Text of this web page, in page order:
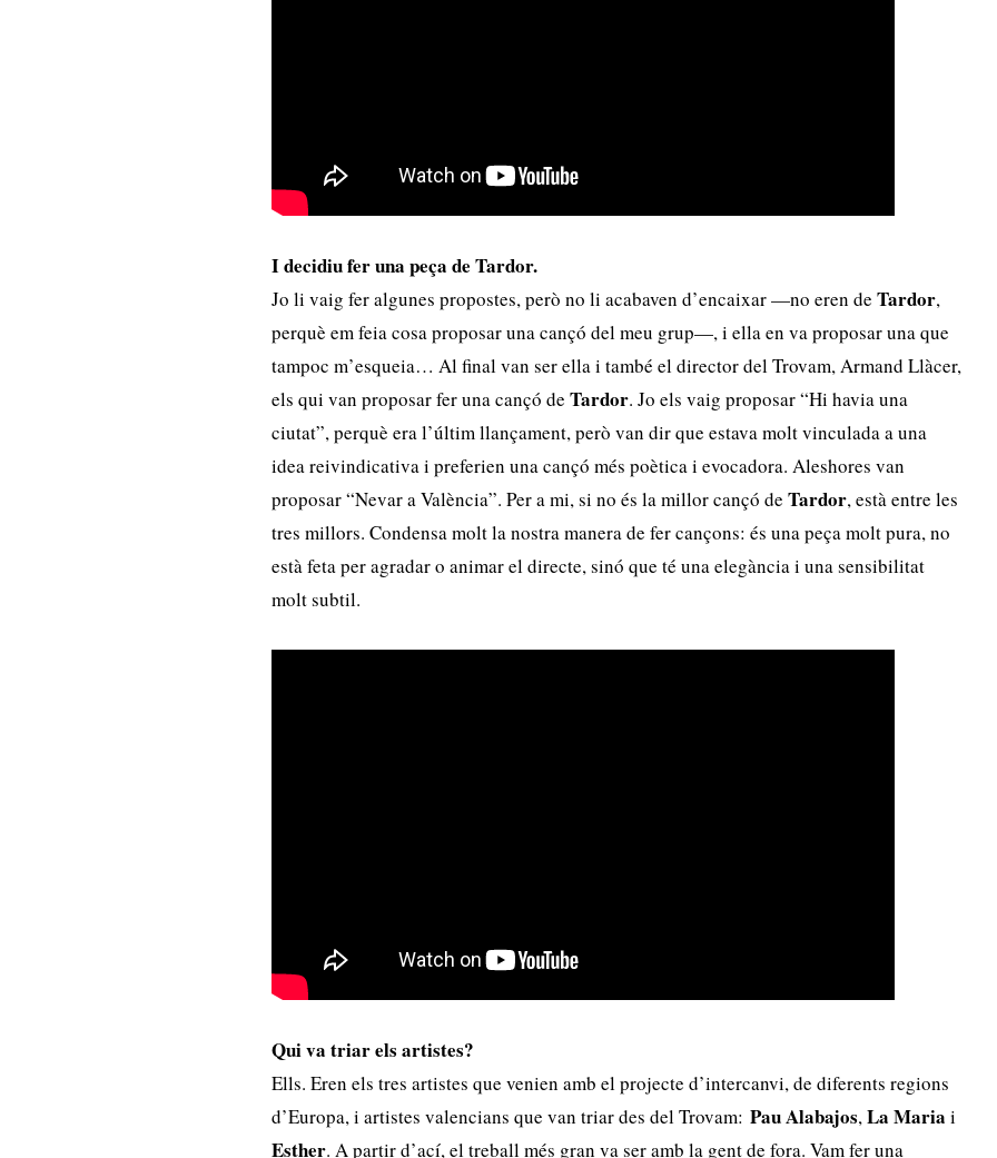
I decidiu fer una peça de Tardor.
Jo li vaig fer algunes propostes, però no li acabaven d’encaixar —no eren deTardor,
perquè em feia cosa proposar una cançó del meu grup—, i ella en va proposar una que
tampoc m’esqueia… Al final van ser ella i també el director del Trovam, Armand Llàcer,
els qui van proposar fer una cançó deTardor. Jo els vaig proposar “Hi havia una
ciutat”, perquè era l’últim llançament, però van dir que estava molt vinculada a una
idea reivindicativa i preferien una cançó més poètica i evocadora. Aleshores van
proposar “Nevar a València”. Per a mi, si no és la millor cançó deTardor, està entre les
tres millors. Condensa molt la nostra manera de fer cançons: és una peça molt pura, no
està feta per agradar o animar el directe, sinó que té una elegància i una sensibilitat
molt subtil.
Qui va triar els artistes?
Ells. Eren els tres artistes que venien amb el projecte d’intercanvi, de diferents regions
d’Europa, i artistes valencians que van triar des del Trovam:Pau Alabajos,La Maria i
Esther. A partir d’ací, el treball més gran va ser amb la gent de fora. Vam fer una